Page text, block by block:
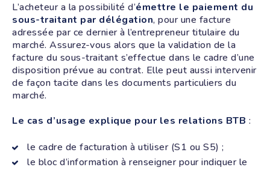
L’acheteur a la possibilité d’émettre le paiement du
sous-traitant par délégation, pour une facture
adressée par ce dernier à l’entrepreneur titulaire du
marché. Assurez-vous alors que la validation de la
facture du sous-traitant s’effectue dans le cadre d’une
disposition prévue au contrat. Elle peut aussi intervenir
de façon tacite dans les documents particuliers du
marché.
Le cas d’usage explique pour les relations BTB :
le cadre de facturation à utiliser (S1 ou S5) ;
le bloc d’information à renseigner pour indiquer le